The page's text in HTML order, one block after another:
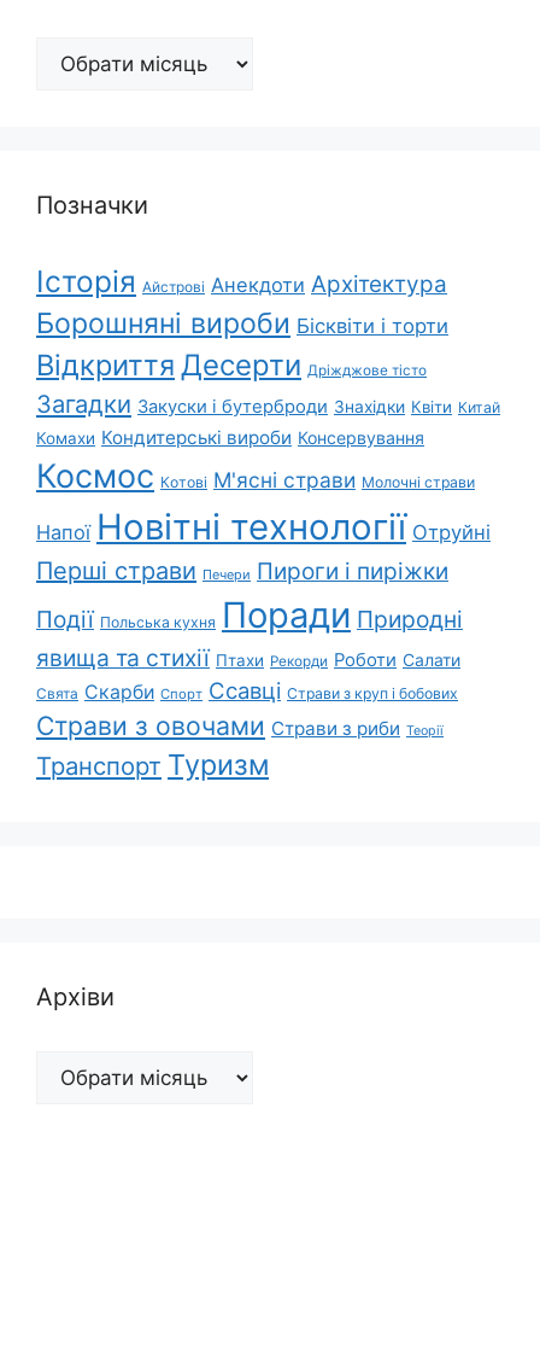
Архіви
Позначки
Історія Айстрові Анекдоти Архітектура
Борошняні вироби Бісквіти і торти
Відкриття Десерти Дріжджове тісто
Загадки Закуски і бутерброди Знахідки Квіти Китай
Комахи Кондитерські вироби Консервування
Космос Котові М'ясні страви Молочні страви
Напої Новітні технології Отруйні
Перші страви Печери Пироги і пиріжки
Події Польська кухня Поради Природні
явища та стихії Птахи Рекорди Роботи Салати
Свята Скарби Спорт Ссавці Страви з круп і бобових
Страви з овочами Страви з риби Теорії
Транспорт Туризм
Архіви
Архіви